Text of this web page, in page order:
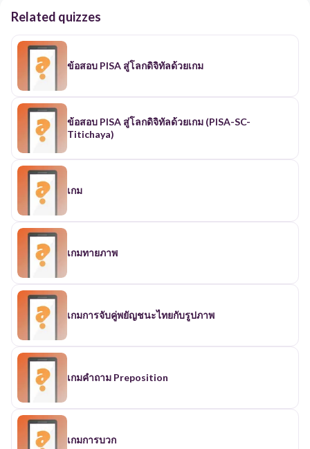
Related quizzes
ข้อสอบ PISA สู่โลกดิจิทัลด้วยเกม
ข้อสอบ PISA สู่โลกดิจิทัลด้วยเกม (PISA-SC-
Titichaya)
เกม
เกมทายภาพ
เกมการจับคู่พยัญชนะไทยกับรูปภาพ
เกมคำถาม Preposition
เกมการบวก